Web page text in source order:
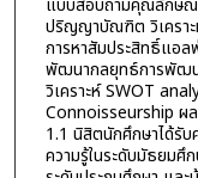
ปริญญาบัณฑิต วิเคราะ
การหาสัมประสิทธิ์แอ
พัฒนากลยุทธ์การพัฒน
วิเคราะห์ SWOT
Connoisseurship ผ
1.1 นิสิตนักศึกษาได้รับ
ความรู้ในระดับมัธยมศึ